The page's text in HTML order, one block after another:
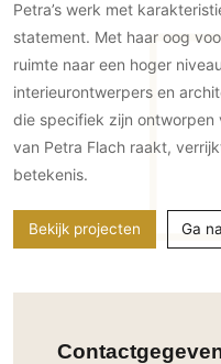
Keukenkranen
Ramen en deuren
Binnendeuren
Aluminium deuren
Houten deuren
Stalen deuren
Systeemwanden
Meubelbeslag
Gevelstenen
Houten gevelbekleding
Schilderwerk buiten
Zonwering buiten
Horeca
Kantoor
Petra’s werk met
statement. Met haar oog
ruimte naar een hoger
interieurontwerpers en
die specifiek zijn ontworpen
van Petra Flach raakt,
betekenis.
Bekijk projecten Ga